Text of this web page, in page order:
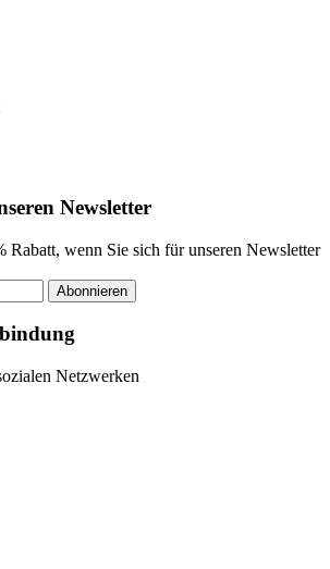
Newsletter
Rabatt, wenn Sie sich für unseren Newsletter
Abonnieren
Netzwerken